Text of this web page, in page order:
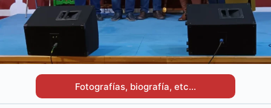
Fotografías, biografía, etc…